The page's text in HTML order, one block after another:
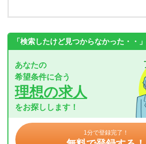
「検索したけど見つからなかった・・」
あなたの
希望条件に合う
理想の求人
をお探しします！
1分で登録完了！